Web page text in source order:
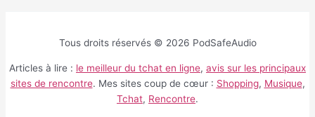
Tous droits réservés © 2026 PodSafeAudio
Articles à lire : le meilleur du tchat en ligne, avis sur les principaux
sites de rencontre. Mes sites coup de cœur : Shopping, Musique,
Tchat, Rencontre.